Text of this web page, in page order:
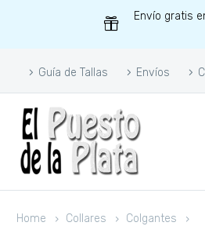
Envío gratis
Guía de Tallas Envíos
Home Collares
Colgantes